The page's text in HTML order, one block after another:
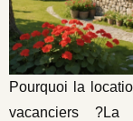
Pourquoi la
vacanciers ?La